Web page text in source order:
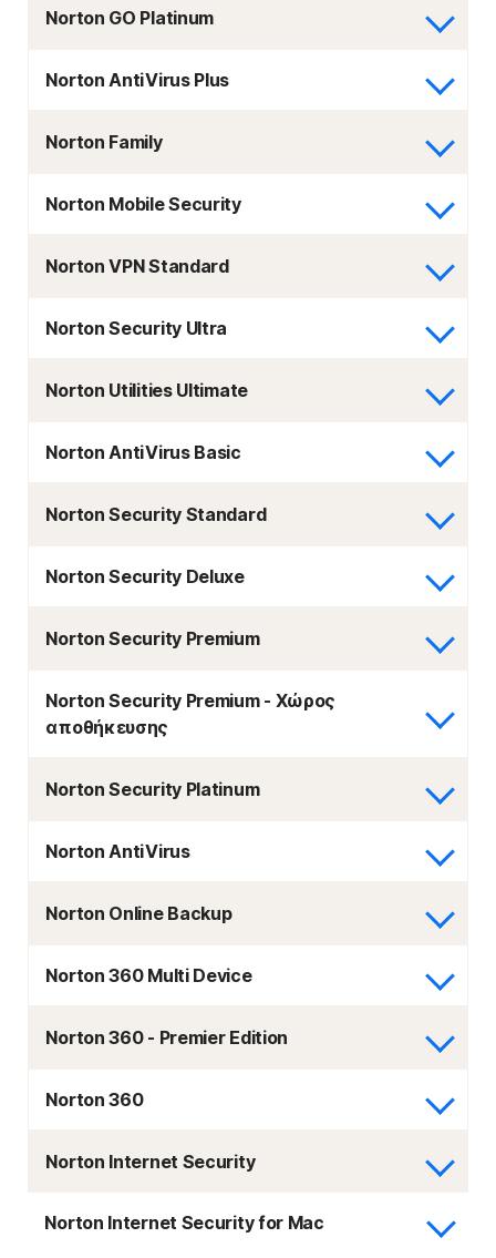
Norton GO Platinum
Norton AntiVirus Plus
Norton Family
Norton Mobile Security
Norton VPN Standard
Norton Security Ultra
Norton Utilities Ultimate
Norton AntiVirus Basic
Norton Security Standard
Norton Security Deluxe
Norton Security Premium
Norton Security Premium - Χώρος
αποθήκευσης
Norton Security Platinum
Norton AntiVirus
Norton Online Backup
Norton 360 Multi Device
Norton 360 - Premier Edition
Norton 360
Norton Internet Security
Norton Internet Security for Mac